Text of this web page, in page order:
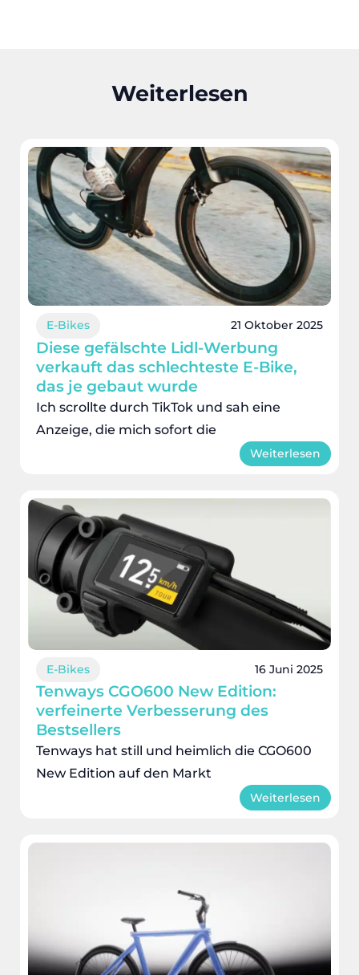
Weiterlesen
E-Bikes 21 Oktober 2025
Diese gefälschte Lidl-Werbung
verkauft das schlechteste E-Bike,
das je gebaut wurde
Ich scrollte durch TikTok und sah eine
Anzeige, die mich sofort die
Weiterlesen
E-Bikes 16 Juni 2025
Tenways CGO600 New Edition:
verfeinerte Verbesserung des
Bestsellers
Tenways hat still und heimlich die CGO600
New Edition auf den Markt
Weiterlesen